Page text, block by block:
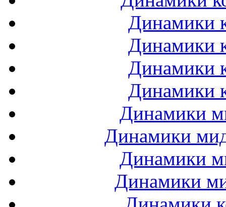
Динамики
Динамики
Динамики
Динамики
Динамики
Динамики
Динамики
Динамики